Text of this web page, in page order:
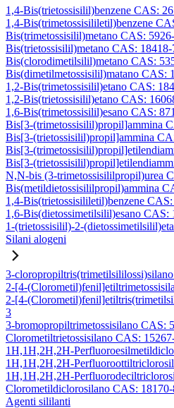
1,4-Bis(trietossisilil)benzene CAS:
1,4-Bis(trimetossisililetil)benzene
Bis(trimetossisilil)metano CAS:
Bis(trietossisilil)metano CAS:
Bis(clorodimetilsilil)metano CAS:
Bis(dimetilmetossisilil)matano CAS:
1,2-Bis(trimetossisilil)etano CAS:
1,2-Bis(trietossisilil)etano CAS:
1,6-Bis(trimetossisilil)esano CAS:
Bis[3-(trimetossisilil)propil]ammina
Bis[3-(trietossisilil)propil]ammina
Bis[3-
Bis[3-
N,N-bis (3-trimetossisililpropil)urea
Bis(metildietossisililpropil)ammina
1,4-Bis(trietossisililetil)benzene
1,6-Bis(dietossimetilsilil)esano CAS:
1-(trietossisilil)-2-
Silani alogeni
3-
2-[4-
2-[4-
3
3-bromopropiltrimetossisilano CAS:
Clorometiltrietossisilano CAS:
1H,1H,2H,2H-
1H,1H,2H,2H-
1H,1H,2H,2H-
Clorometildiclorosilano CAS:
Agenti sililanti